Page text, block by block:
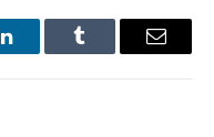
LinkedInTumblr Email